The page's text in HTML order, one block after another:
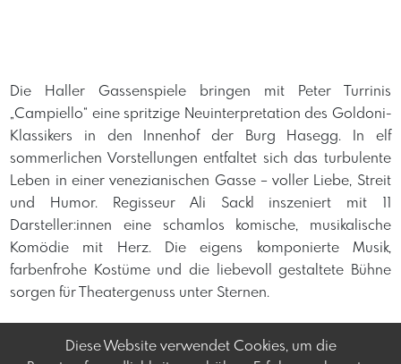
Die Haller Gassenspiele bringen mit Peter Turrinis
„Campiello“ eine spritzige Neuinterpretation des Goldoni-
Klassikers in den Innenhof der Burg Hasegg. In elf
sommerlichen Vorstellungen entfaltet sich das turbulente
Leben in einer venezianischen Gasse – voller Liebe, Streit
und Humor. Regisseur Ali Sackl inszeniert mit 11
Darsteller:innen eine schamlos komische, musikalische
Komödie mit Herz. Die eigens komponierte Musik,
farbenfrohe Kostüme und die liebevoll gestaltete Bühne
sorgen für Theatergenuss unter Sternen.
Diese Website verwendet Cookies, um die